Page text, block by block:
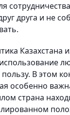
друга и не
Казахстана
В этом
особенно
страна